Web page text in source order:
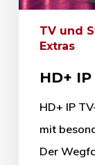
TV und
Extras
HD+
HD+ IP
mit
Der